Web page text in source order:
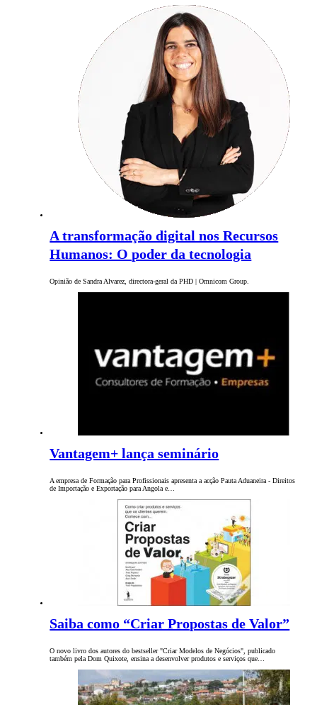
A transformação digital nos Recursos
Humanos: O poder da tecnologia
Opinião de Sandra Alvarez, directora-geral da PHD | Omnicom Group.
Vantagem+ lança seminário
A empresa de Formação para Profissionais apresenta a acção Pauta Aduaneira - Direitos
de Importação e Exportação para Angola e…
Saiba como “Criar Propostas de Valor”
O novo livro dos autores do bestseller "Criar Modelos de Negócios", publicado
também pela Dom Quixote, ensina a desenvolver produtos e serviços que…